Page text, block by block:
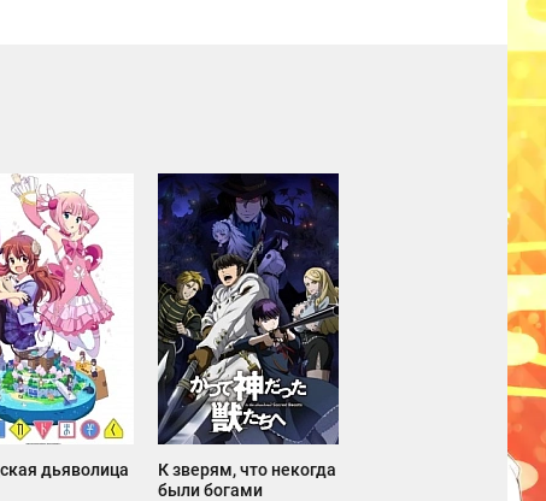
дьяволица
К зверям, что некогда
были богами